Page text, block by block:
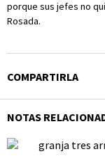
porque sus jefes no
Rosada.
COMPARTIRLA
NOTAS